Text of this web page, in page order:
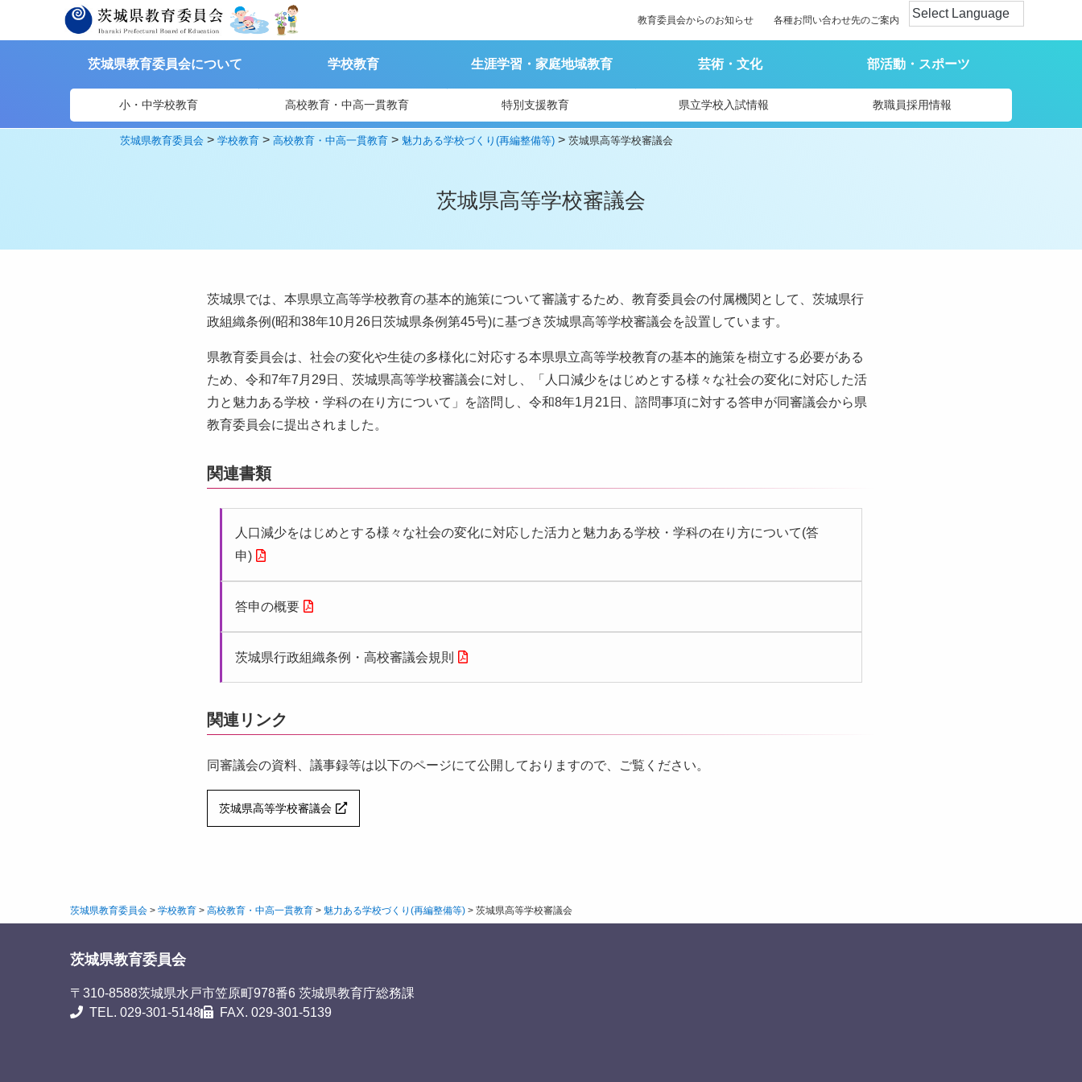
教育委員会からのお知らせ 各種お問い合わせ先のご案内
茨城県教育委員会について 学校教育 生涯学習・家庭地域教育 芸術・文化 部活動・スポーツ
小・中学校教育 高校教育・中高一貫教育 特別支援教育 県立学校入試情報 教職員採用情報
茨城県教育委員会 >学校教育 >高校教育・中高一貫教育 > 魅力ある学校づくり(再編整備等) >茨城県高等学校審議会
茨城県高等学校審議会
茨城県では、本県県立高等学校教育の基本的施策について審議するため、教育委員会の付属機関として、茨城県行
政組織条例(昭和38年10月26日茨城県条例第45号)に基づき茨城県高等学校審議会を設置しています。
県教育委員会は、社会の変化や生徒の多様化に対応する本県県立高等学校教育の基本的施策を樹立する必要がある
ため、令和7年7月29日、茨城県高等学校審議会に対し、「人口減少をはじめとする様々な社会の変化に対応した活
力と魅力ある学校・学科の在り方について」を諮問し、令和8年1月21日、諮問事項に対する答申が同審議会から県
教育委員会に提出されました。
関連書類
人口減少をはじめとする様々な社会の変化に対応した活力と魅力ある学校・学科の在り方について(答
申)
答申の概要
茨城県行政組織条例・高校審議会規則
関連リンク
同審議会の資料、議事録等は以下のページにて公開しておりますので、ご覧ください。
茨城県高等学校審議会
茨城県教育委員会 > 学校教育 > 高校教育・中高一貫教育 > 魅力ある学校づくり(再編整備等) > 茨城県高等学校審議会
茨城県教育委員会
〒310-8588茨城県水戸市笠原町978番6 茨城県教育庁総務課
TEL. 029-301-5148
FAX. 029-301-5139